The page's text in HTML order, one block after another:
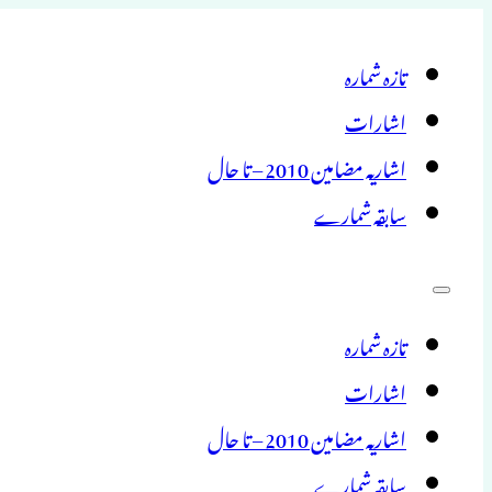
تازہ شمارہ
اشارات
اشاریہ مضامین 2010 – تا حال
سابقہ شمارے
تازہ شمارہ
اشارات
اشاریہ مضامین 2010 – تا حال
سابقہ شمارے